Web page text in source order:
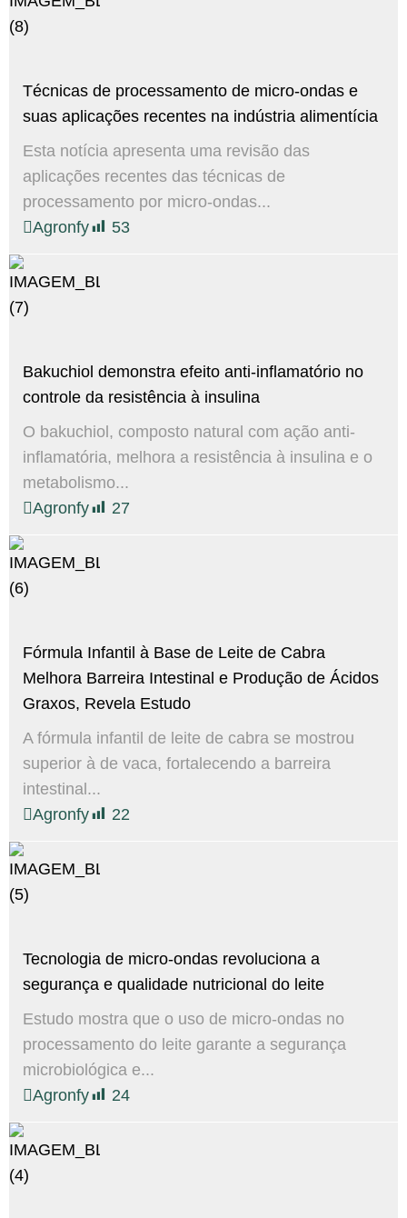
Técnicas de processamento de micro-ondas e
suas aplicações recentes na indústria alimentícia
Esta notícia apresenta uma revisão das
aplicações recentes das técnicas de
processamento por micro-ondas...
Agronfy
53
Bakuchiol demonstra efeito anti-inflamatório no
controle da resistência à insulina
O bakuchiol, composto natural com ação anti-
inflamatória, melhora a resistência à insulina e o
metabolismo...
Agronfy
27
Fórmula Infantil à Base de Leite de Cabra
Melhora Barreira Intestinal e Produção de Ácidos
Graxos, Revela Estudo
A fórmula infantil de leite de cabra se mostrou
superior à de vaca, fortalecendo a barreira
intestinal...
Agronfy
22
Tecnologia de micro-ondas revoluciona a
segurança e qualidade nutricional do leite
Estudo mostra que o uso de micro-ondas no
processamento do leite garante a segurança
microbiológica e...
Agronfy
24